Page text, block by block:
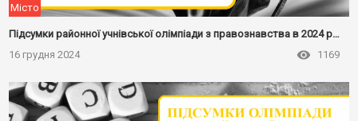
Місто
Підсумки районної учнівської олімпіади з правознавства в 2024 році
16 грудня 2024
1169